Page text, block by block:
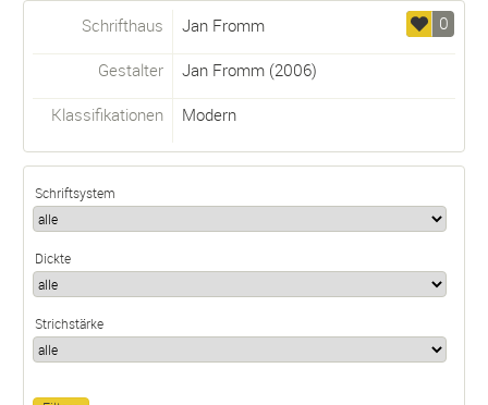
0
Schrifthaus Jan Fromm
Gestalter Jan Fromm(2006)
Klassifikationen Modern
Schriftsystem
Dickte
Strichstärke